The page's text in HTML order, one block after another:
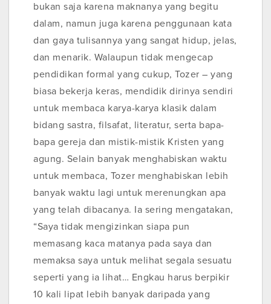
bukan saja karena maknanya yang begitu
dalam, namun juga karena penggunaan kata
dan gaya tulisannya yang sangat hidup, jelas,
dan menarik. Walaupun tidak mengecap
pendidikan formal yang cukup, Tozer – yang
biasa bekerja keras, mendidik dirinya sendiri
untuk membaca karya-karya klasik dalam
bidang sastra, filsafat, literatur, serta bapa-
bapa gereja dan mistik-mistik Kristen yang
agung. Selain banyak menghabiskan waktu
untuk membaca, Tozer menghabiskan lebih
banyak waktu lagi untuk merenungkan apa
yang telah dibacanya. Ia sering mengatakan,
“Saya tidak mengizinkan siapa pun
memasang kaca matanya pada saya dan
memaksa saya untuk melihat segala sesuatu
seperti yang ia lihat… Engkau harus berpikir
10 kali lipat lebih banyak daripada yang